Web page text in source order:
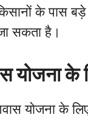
के पास
सकता है।
योजना
योजना के